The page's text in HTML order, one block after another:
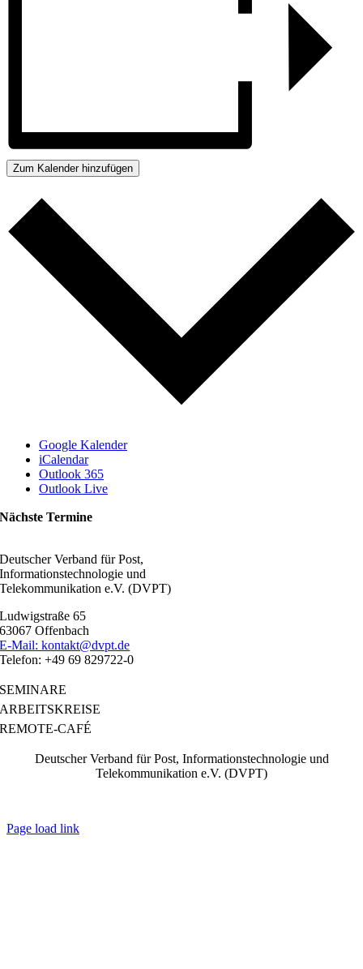
Zum Kalender hinzufügen
Google Kalender
iCalendar
Outlook 365
Outlook Live
Nächste Termine
Deutscher Verband für Post,
Informationstechnologie und
Telekommunikation e.V. (DVPT)
Ludwigstraße 65
63067 Offenbach
E-Mail: kontakt@dvpt.de
Telefon: +49 69 829722-0
SEMINARE
ARBEITSKREISE
REMOTE-CAFÉ
Deutscher Verband für Post, Informationstechnologie und
Telekommunikation e.V. (DVPT)
Page load link